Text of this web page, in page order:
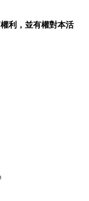
利，並有權對本活